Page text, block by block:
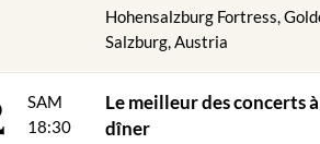
nous nous ferons un plaisir de vous
la catégorie de prix VIP :
Hohensalzburg Fortress,
Salzburg, Austria
SAM
18:30
Le meilleur des concerts
dîner